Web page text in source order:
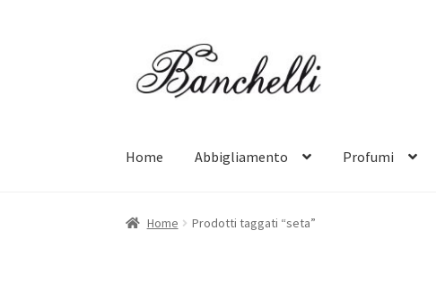
alla
navigazione
contenuto
Home Abbigliamento Profumi
Home Prodotti taggati “seta”